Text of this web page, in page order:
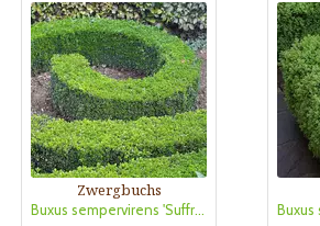
Zwergbuchs
Buxus sempervirens 'Suffruticosa'